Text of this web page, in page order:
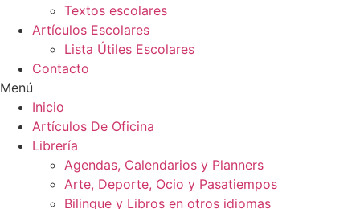
Textos escolares
Artículos Escolares
Lista Útiles Escolares
Contacto
Menú
Inicio
Artículos De Oficina
Librería
Agendas, Calendarios y Planners
Arte, Deporte, Ocio y Pasatiempos
Bilingue y Libros en otros idiomas